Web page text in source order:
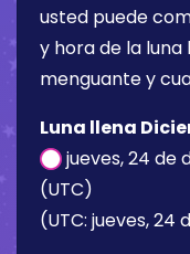
usted puede
y hora de la luna
menguante y
Luna llena
jueves, 24 de
(UTC)
(UTC: jueves, 24